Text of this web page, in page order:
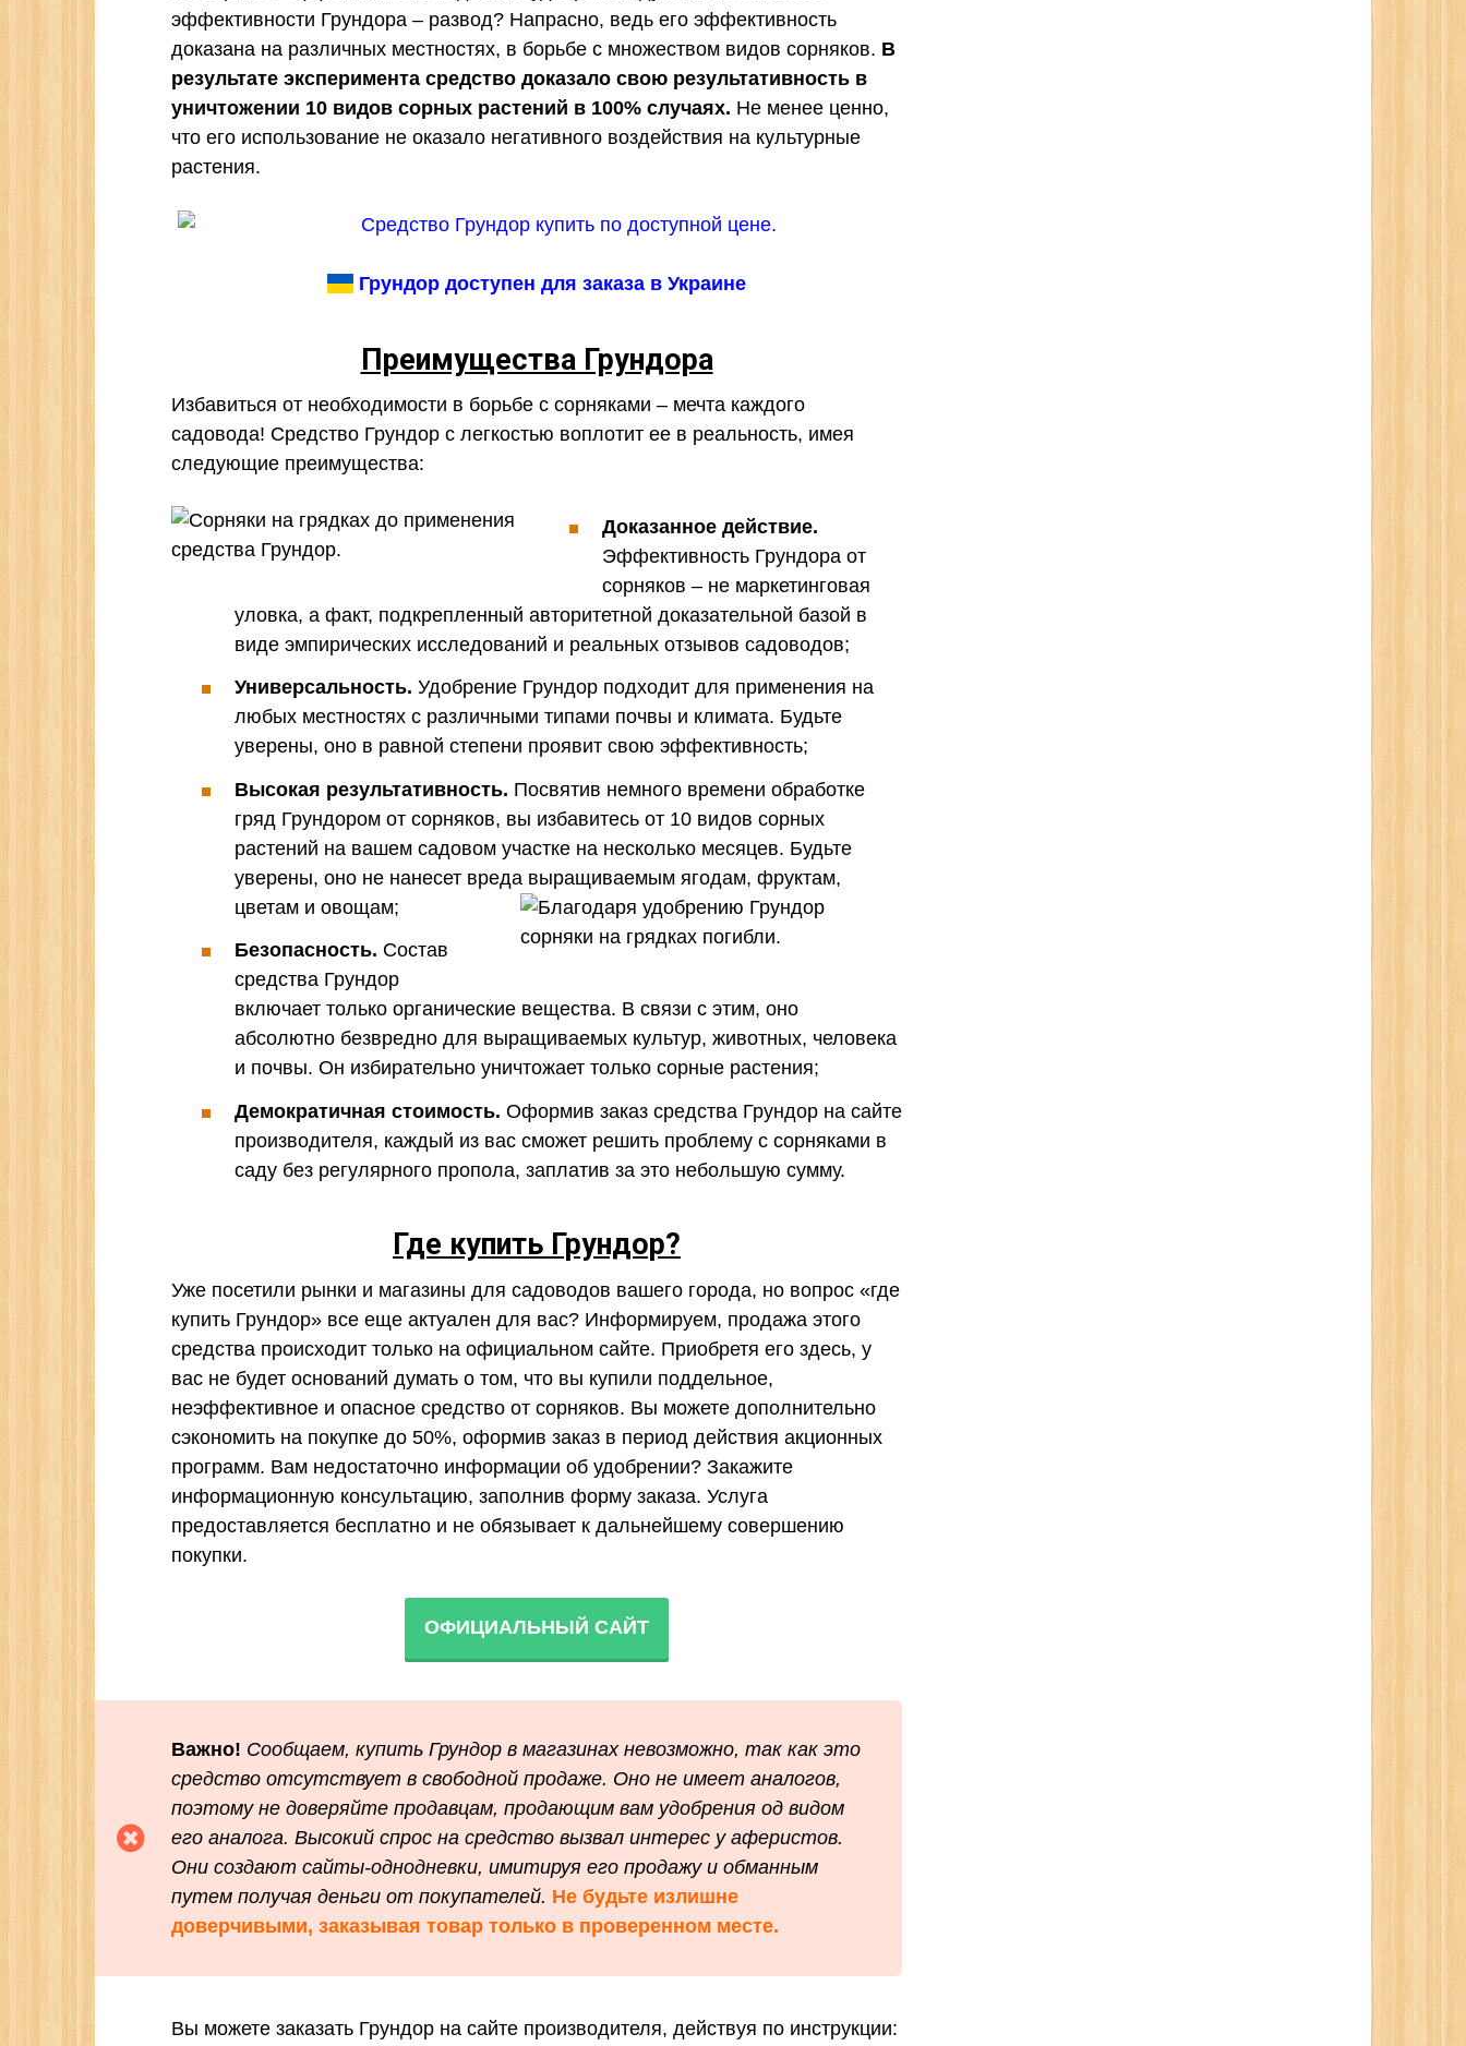
эффективности Грундора – развод? Напрасно, ведь его эффективность
доказана на различных местностях, в борьбе с множеством видов сорняков. В
результате эксперимента средство доказало свою результативность в
уничтожении 10 видов сорных растений в 100% случаях. Не менее ценно,
что его использование не оказало негативного воздействия на культурные
растения.
Грундор доступен для заказа в Украине
Преимущества Грундора
Избавиться от необходимости в борьбе с сорняками – мечта каждого
садовода! Средство Грундор с легкостью воплотит ее в реальность, имея
следующие преимущества:
Доказанное действие.
Эффективность Грундора от
сорняков – не маркетинговая
уловка, а факт, подкрепленный авторитетной доказательной базой в
виде эмпирических исследований и реальных отзывов садоводов;
Универсальность. Удобрение Грундор подходит для применения на
любых местностях с различными типами почвы и климата. Будьте
уверены, оно в равной степени проявит свою эффективность;
Высокая результативность. Посвятив немного времени обработке
гряд Грундором от сорняков, вы избавитесь от 10 видов сорных
растений на вашем садовом участке на несколько месяцев. Будьте
уверены, оно не нанесет вреда выращиваемым ягодам, фруктам,
цветам и овощам;
Безопасность. Состав
средства Грундор
включает только органические вещества. В связи с этим, оно
абсолютно безвредно для выращиваемых культур, животных, человека
и почвы. Он избирательно уничтожает только сорные растения;
Демократичная стоимость. Оформив заказ средства Грундор на сайте
производителя, каждый из вас сможет решить проблему с сорняками в
саду без регулярного пропола, заплатив за это небольшую сумму.
Где купить Грундор?
Уже посетили рынки и магазины для садоводов вашего города, но вопрос «где
купить Грундор» все еще актуален для вас? Информируем, продажа этого
средства происходит только на официальном сайте. Приобретя его здесь, у
вас не будет оснований думать о том, что вы купили поддельное,
неэффективное и опасное средство от сорняков. Вы можете дополнительно
сэкономить на покупке до 50%, оформив заказ в период действия акционных
программ. Вам недостаточно информации об удобрении? Закажите
информационную консультацию, заполнив форму заказа. Услуга
предоставляется бесплатно и не обязывает к дальнейшему совершению
покупки.
ОФИЦИАЛЬНЫЙ САЙТ
Важно! Сообщаем, купить Грундор в магазинах невозможно, так как это
средство отсутствует в свободной продаже. Оно не имеет аналогов,
поэтому не доверяйте продавцам, продающим вам удобрения од видом
его аналога. Высокий спрос на средство вызвал интерес у аферистов.
Они создают сайты-однодневки, имитируя его продажу и обманным
путем получая деньги от покупателей. Не будьте излишне
доверчивыми, заказывая товар только в проверенном месте.
Вы можете заказать Грундор на сайте производителя, действуя по инструкции: